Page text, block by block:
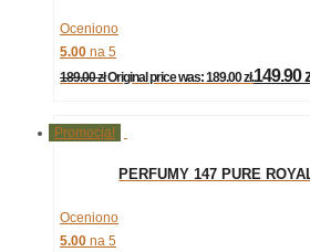
Oceniono
5.00 na 5
189.00zł Original price was: 189.00 zł.149.90
Promocja!
PERFUMY 147 PURE
Oceniono
5.00 na 5